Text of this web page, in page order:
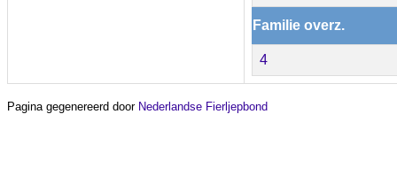
Familie overz.
4
Pagina gegenereerd door Nederlandse Fierljepbond